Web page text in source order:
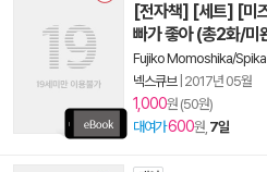
[전자책] [세트] [미
빠가 좋아 (총2화/미
Fujiko Momoshika/Spika
넥스큐브| 2017년 05월
1,000원 (50원)
대여가600원, 7일